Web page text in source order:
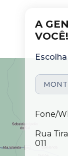
A
VOCÊ!
Fone/
Rua
011